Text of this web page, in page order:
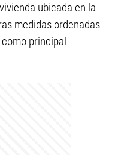
ubicada en la
medidas ordenadas
principal